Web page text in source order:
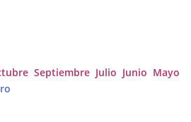
Septiembre Julio Junio Mayo